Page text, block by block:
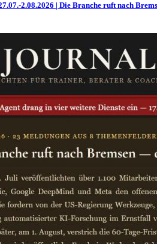
2.08.2026 | Die Branche ruft nach